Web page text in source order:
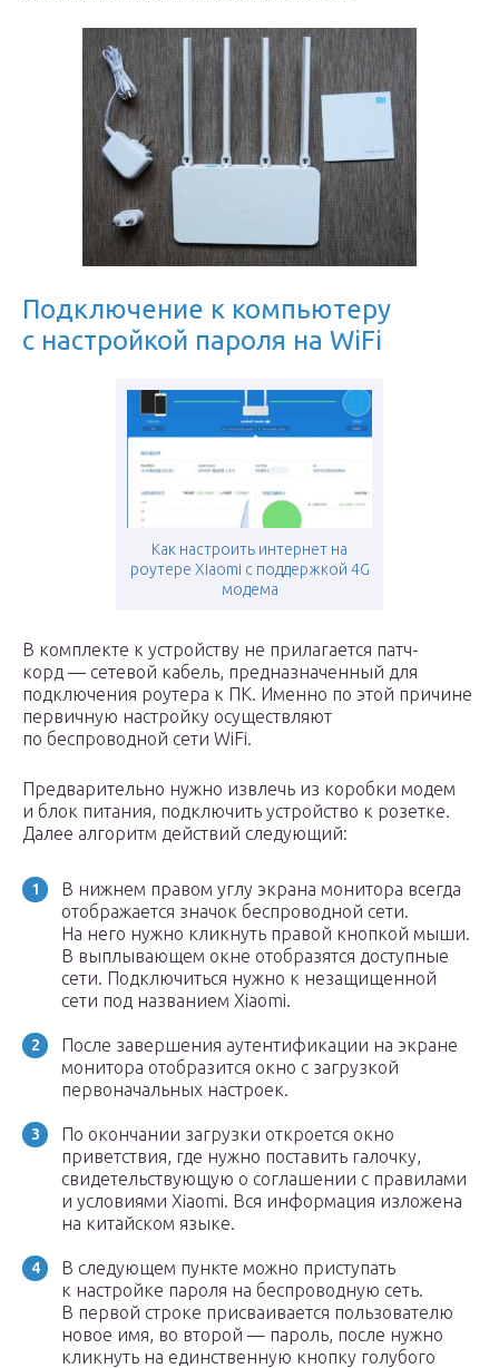
Подключение к компьютеру
с настройкой пароля на WiFi
Как настроить интернет на
роутере Xiaomi с поддержкой 4G
модема
В комплекте к устройству не прилагается патч-
корд — сетевой кабель, предназначенный для
подключения роутера к ПК. Именно по этой причине
первичную настройку осуществляют
по беспроводной сети WiFi.
Предварительно нужно извлечь из коробки модем
и блок питания, подключить устройство к розетке.
Далее алгоритм действий следующий:
В нижнем правом углу экрана монитора всегда
отображается значок беспроводной сети.
На него нужно кликнуть правой кнопкой мыши.
В выплывающем окне отобразятся доступные
сети. Подключиться нужно к незащищенной
сети под названием Xiaomi.
После завершения аутентификации на экране
монитора отобразится окно с загрузкой
первоначальных настроек.
По окончании загрузки откроется окно
приветствия, где нужно поставить галочку,
свидетельствующую о соглашении с правилами
и условиями Xiaomi. Вся информация изложена
на китайском языке.
В следующем пункте можно приступать
к настройке пароля на беспроводную сеть.
В первой строке присваивается пользователю
новое имя, во второй — пароль, после нужно
кликнуть на единственную кнопку голубого